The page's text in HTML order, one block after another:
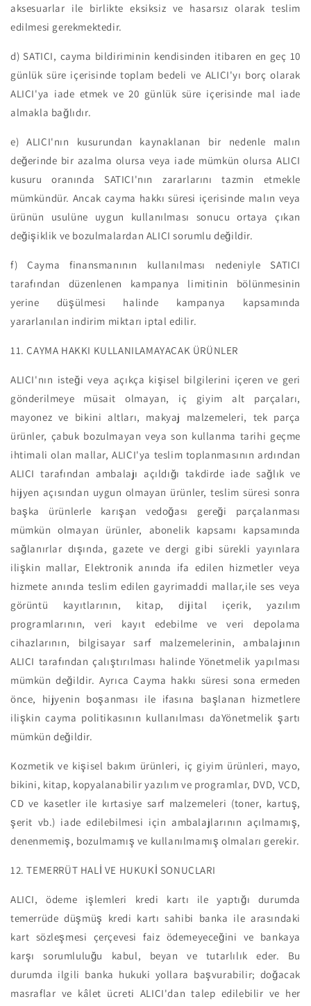
aksesuarlar ile birlikte eksiksiz ve hasarsız olarak teslim
edilmesi gerekmektedir.
d) SATICI, cayma bildiriminin kendisinden itibaren en geç 10
günlük süre içerisinde toplam bedeli ve ALICI'yı borç olarak
ALICI'ya iade etmek ve 20 günlük süre içerisinde mal iade
almakla bağlıdır.
e) ALICI'nın kusurundan kaynaklanan bir nedenle malın
değerinde bir azalma olursa veya iade mümkün olursa ALICI
kusuru oranında SATICI'nın zararlarını tazmin etmekle
mümkündür. Ancak cayma hakkı süresi içerisinde malın veya
ürünün usulüne uygun kullanılması sonucu ortaya çıkan
değişiklik ve bozulmalardan ALICI sorumlu değildir.
f) Cayma finansmanının kullanılması nedeniyle SATICI
tarafından düzenlenen kampanya limitinin bölünmesinin
yerine düşülmesi halinde kampanya kapsamında
yararlanılan indirim miktarı iptal edilir.
11. CAYMA HAKKI KULLANILAMAYACAK ÜRÜNLER
ALICI'nın isteği veya açıkça kişisel bilgilerini içeren ve geri
gönderilmeye müsait olmayan, iç giyim alt parçaları,
mayonez ve bikini altları, makyaj malzemeleri, tek parça
ürünler, çabuk bozulmayan veya son kullanma tarihi geçme
ihtimali olan mallar, ALICI'ya teslim toplanmasının ardından
ALICI tarafından ambalajı açıldığı takdirde iade sağlık ve
hijyen açısından uygun olmayan ürünler, teslim süresi sonra
başka ürünlerle karışan vedoğası gereği parçalanması
mümkün olmayan ürünler, abonelik kapsamı kapsamında
sağlanırlar dışında, gazete ve dergi gibi sürekli yayınlara
ilişkin mallar, Elektronik anında ifa edilen hizmetler veya
hizmete anında teslim edilen gayrimaddi mallar,ile ses veya
görüntü kayıtlarının, kitap, dijital içerik, yazılım
programlarının, veri kayıt edebilme ve veri depolama
cihazlarının, bilgisayar sarf malzemelerinin, ambalajının
ALICI tarafından çalıştırılması halinde Yönetmelik yapılması
mümkün değildir. Ayrıca Cayma hakkı süresi sona ermeden
önce, hijyenin boşanması ile ifasına başlanan hizmetlere
ilişkin cayma politikasının kullanılması daYönetmelik şartı
mümkün değildir.
Kozmetik ve kişisel bakım ürünleri, iç giyim ürünleri, mayo,
bikini, kitap, kopyalanabilir yazılım ve programlar, DVD, VCD,
CD ve kasetler ile kırtasiye sarf malzemeleri (toner, kartuş,
şerit vb.) iade edilebilmesi için ambalajlarının açılmamış,
denenmemiş, bozulmamış ve kullanılmamış olmaları gerekir.
12. TEMERRÜT HALİ VE HUKUKİ SONUÇLARI
ALICI, ödeme işlemleri kredi kartı ile yaptığı durumda
temerrüde düşmüş kredi kartı sahibi banka ile arasındaki
kart sözleşmesi çerçevesi faiz ödemeyeceğini ve bankaya
karşı sorumluluğu kabul, beyan ve tutarlılık eder. Bu
durumda ilgili banka hukuki yollara başvurabilir; doğacak
masraflar ve kâlet ücreti ALICI'dan talep edilebilir ve her